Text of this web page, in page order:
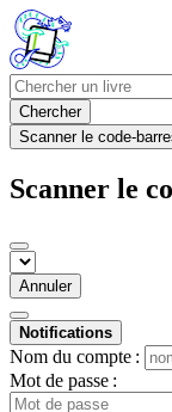
Chercher
Scanner le code-
Scanner le
Annuler
Notifications
Nom du compte :
Mot de passe :